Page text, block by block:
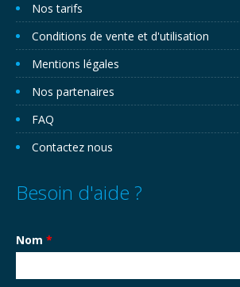
Nos tarifs
Conditions de vente et d'utilisation
Mentions légales
Nos partenaires
FAQ
Contactez nous
Besoin d'aide ?
Nom *